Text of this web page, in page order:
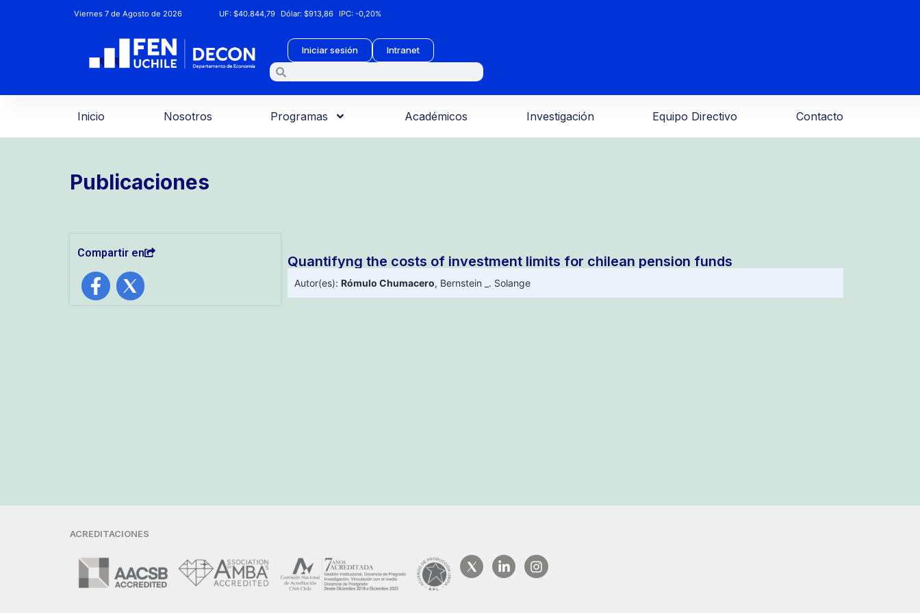
Viernes 7 de Agosto de 2026 UF:$40.844,79 Dólar:$913,86 IPC:-0,20%
Iniciar sesión Intranet
Inicio Nosotros Programas Académicos Investigación Equipo Directivo Contacto
Publicaciones
Compartir en
Quantifyng the costs of investment limits for chilean pension funds
Autor(es): Rómulo Chumacero, Bernstein _. Solange
ACREDITACIONES